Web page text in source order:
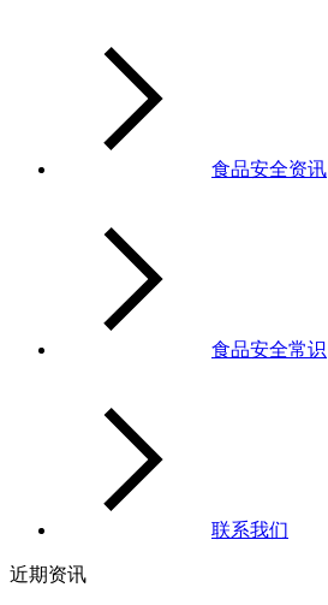
食品安全资讯
食品安全常识
联系我们
近期资讯